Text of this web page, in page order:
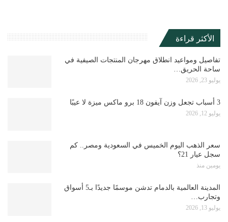
الأكثر قراءة
تفاصيل ومواعيد انطلاق مهرجان المنتجات الصيفية في
ساحة الحريق…
يوليو 23, 2026
3 أسباب تجعل وزن آيفون 18 برو ماكس ميزة لا عيبًا
يوليو 12, 2026
سعر الذهب اليوم الخميس في السعودية ومصر.. كم
سجل عيار 21؟
يومين منذ
المدينة العالمية بالدمام تدشن موسمًا جديدًا بـ5 أسواق
وتجارب…
يوليو 13, 2026